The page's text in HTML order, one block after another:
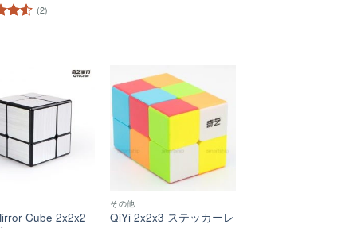
(2)
ほし
い！
Cube 2x2x2
ほし
い！
その他
QiYi 2x2x3 ステッカーレ